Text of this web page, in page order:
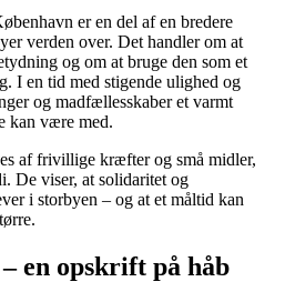
er en del af en bredere
verden over. Det handler om at
og om at bruge den som et
I en tid med stigende ulighed og
og madfællesskaber et varmt
kan være med.
af frivillige kræfter og små midler,
De viser, at solidaritet og
i storbyen – og at et måltid kan
en opskrift på håb